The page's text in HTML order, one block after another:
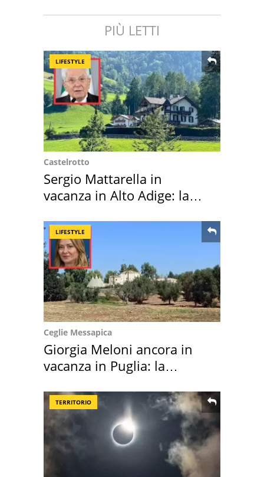
PIÙ LETTI
LIFESTYLE
Castelrotto
Sergio Mattarella in
vacanza in Alto Adige: la
LIFESTYLE
Ceglie Messapica
Giorgia Meloni ancora in
vacanza in Puglia: la
TERRITORIO